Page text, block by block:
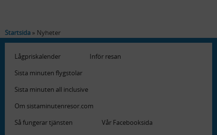
Startsida Nyheter
Lågpriskalender
Inför resan
Sista minuten flygstolar
Sista minuten all inclusive
Om sistaminutenresor.com
Så fungerar tjänsten
Vår Facebooksida